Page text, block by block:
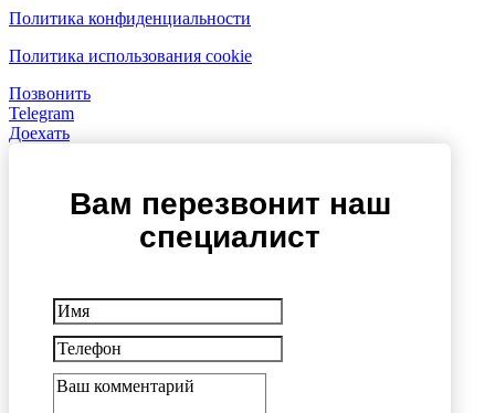
Политика конфиденциальности
Политика использования cookie
Позвонить
Telegram
Доехать
Вам перезвонит наш
специалист